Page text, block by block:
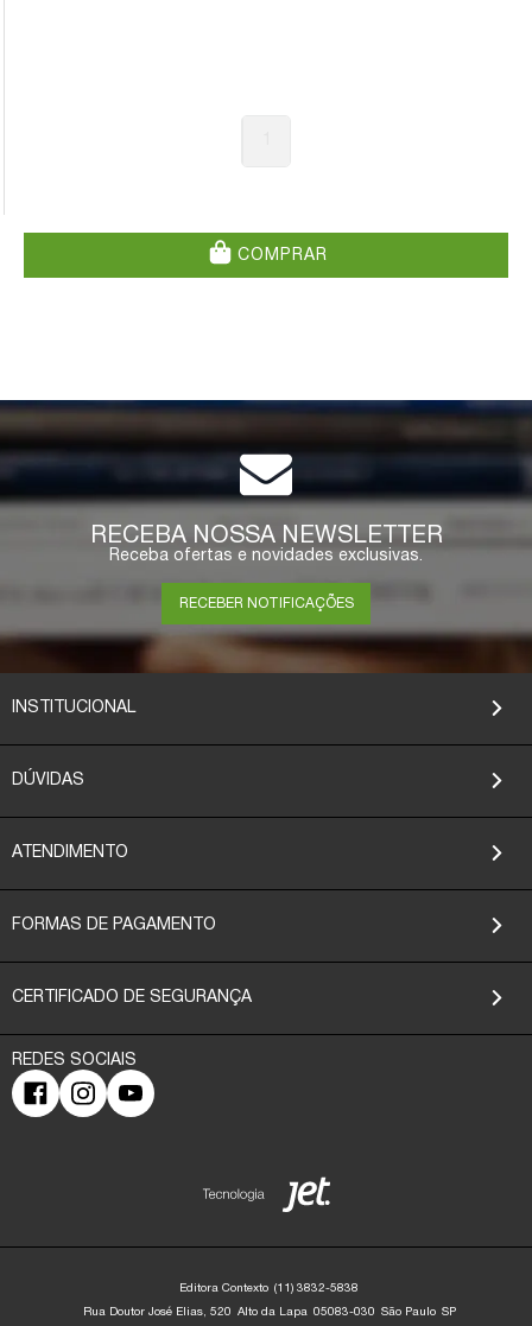
COMPRAR
RECEBA NOSSA NEWSLETTER
Receba ofertas e novidades exclusivas.
RECEBER NOTIFICAÇÕES
INSTITUCIONAL
DÚVIDAS
ATENDIMENTO
FORMAS DE PAGAMENTO
CERTIFICADO DE SEGURANÇA
Editora Contexto (11) 3832-5838
Rua Doutor José Elias, 520 Alto da Lapa 05083-030 São Paulo SP